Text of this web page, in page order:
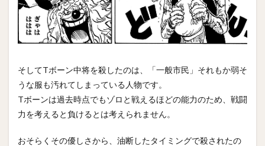
そしてTボーン中将を殺したのは、「一般市民」それもか弱そ
うな服も汚れてしまっている人物です。
Tボーンは過去時点でもゾロと戦えるほどの能力のため、戦闘
力を考えると負けるとは考えられません。
おそらくその優しさから、油断したタイミングで殺されたの